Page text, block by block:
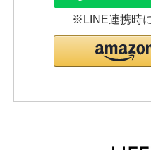
※LINE連携時